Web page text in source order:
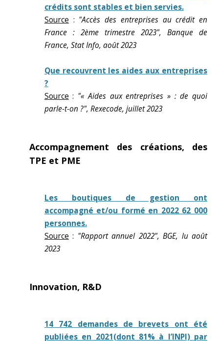
crédits sont stables et bien servies.
Source : "Accès des entreprises au crédit en
France : 2ème trimestre 2023", Banque de
France, Stat Info, août 2023
Que recouvrent les aides aux entreprises
?
Source : "« Aides aux entreprises » : de quoi
parle-t-on ?", Rexecode, juillet 2023
Accompagnement des créations, des
TPE et PME
Les boutiques de gestion ont
accompagné et/ou formé en 2022 62 000
personnes.
Source : "Rapport annuel 2022", BGE, lu août
2023
Innovation, R&D
14 742 demandes de brevets ont été
publiées en 2021(dont 81% à l’INPI) par